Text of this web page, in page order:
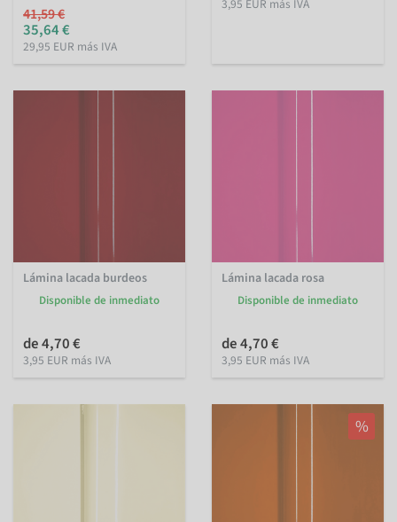
41,59 €
35,64 €
29,95 EUR más IVA
3,95 EUR más IVA
Lámina lacada burdeos
Disponible de inmediato
de 4,70 €
3,95 EUR más IVA
Lámina lacada rosa
Disponible de inmediato
de 4,70 €
3,95 EUR más IVA
%